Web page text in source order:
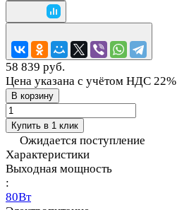
58 839 руб.
Цена указана с учётом НДС 22%
В корзину
Купить в 1 клик
Ожидается поступление
Характеристики
Выходная мощность
:
80Вт